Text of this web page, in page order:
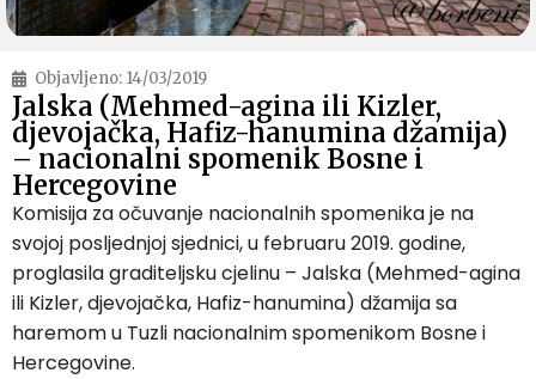
Objavljeno: 14/03/2019
Jalska (Mehmed-agina ili Kizler,
djevojačka, Hafiz-hanumina džamija)
– nacionalni spomenik Bosne i
Hercegovine
Komisija za očuvanje nacionalnih spomenika je na
svojoj posljednjoj sjednici, u februaru 2019. godine,
proglasila graditeljsku cjelinu – Jalska (Mehmed-agina
ili Kizler, djevojačka, Hafiz-hanumina) džamija sa
haremom u Tuzli nacionalnim spomenikom Bosne i
Hercegovine.